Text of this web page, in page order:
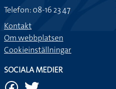
Telefon: 08-16 23 47
Kontakt
Om webbplatsen
Cookieinställningar
SOCIALA MEDIER